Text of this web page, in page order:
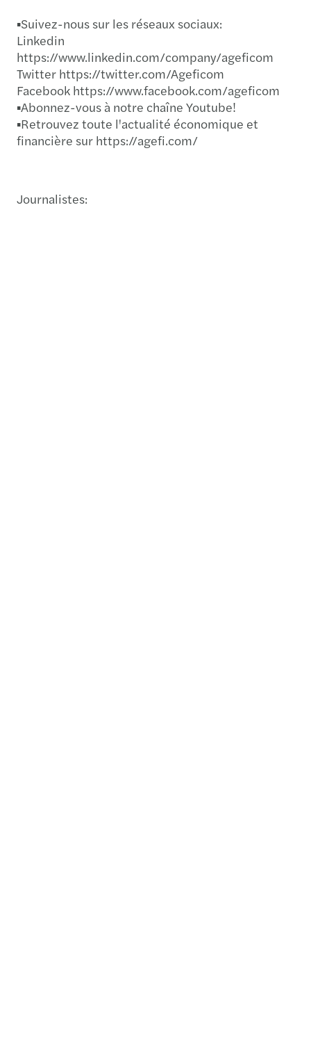
▪️Suivez-nous sur les réseaux sociaux:
Linkedin
https://www.linkedin.com/company/ageficom
Twitter https://twitter.com/Ageficom
Facebook https://www.facebook.com/ageficom
▪️Abonnez-vous à notre chaîne Youtube!
▪️Retrouvez toute l'actualité économique et
financière sur https://agefi.com/
Journalistes: